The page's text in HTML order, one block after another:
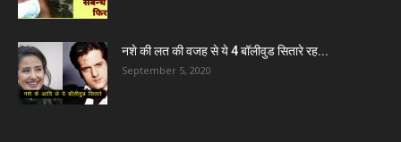
नशे की लत की वजह से ये 4 बॉलीवुड सितारे रह...
September 5, 2020